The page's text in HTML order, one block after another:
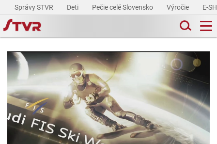
Správy STVR Deti Pečie celé Slovensko Výročie E-